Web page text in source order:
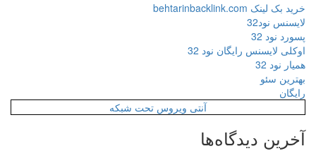
خرید بک لینک behtarinbacklink.com
لایسنس نود32
پسورد نود 32
اوکلی لایسنس رایگان نود 32
همیار نود 32
بهترین سئو
رایگان
آنتی ویروس تحت شبکه
آخرین دیدگاه‌ها